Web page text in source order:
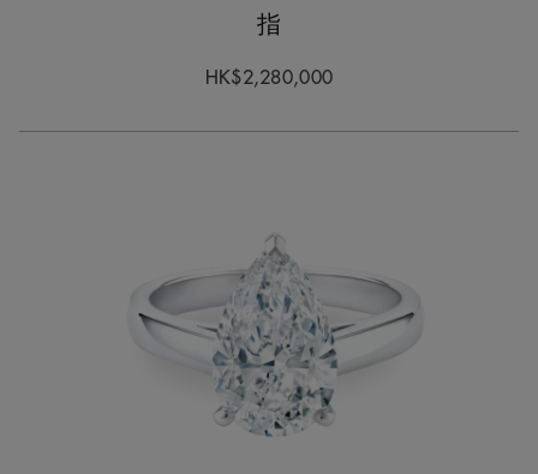
指
HK$2,280,000